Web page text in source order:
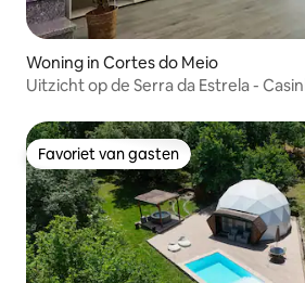
Woning in Cortes do Meio
Uitzicht op de Serra da Estrela -
Favoriet van gasten
Favoriet van gasten